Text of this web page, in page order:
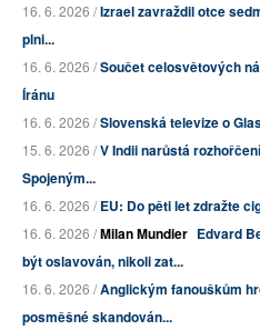
16. 6. 2026 /Izrael zavraždil otce
plni...
16. 6. 2026 /Součet celosvětových
Íránu
16. 6. 2026 /Slovenská televize o
15. 6. 2026 /V Indii narůstá
Spojeným...
16. 6. 2026 /EU: Do pěti let zdražte
16. 6. 2026 /Milan Mundier Edvard
být oslavován, nikoli zat...
16. 6. 2026 /Anglickým fanouškům
posměšné skandován...